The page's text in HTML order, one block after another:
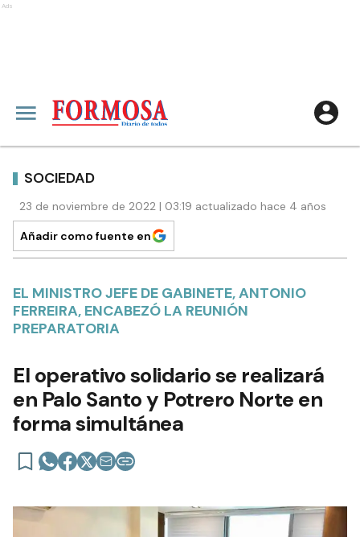
Ads
SOCIEDAD
23 de noviembre de 2022 | 03:19 actualizado hace 4 años
Añadir como fuente en
EL MINISTRO JEFE DE GABINETE, ANTONIO
FERREIRA, ENCABEZÓ LA REUNIÓN
PREPARATORIA
El operativo solidario se realizará
en Palo Santo y Potrero Norte en
forma simultánea